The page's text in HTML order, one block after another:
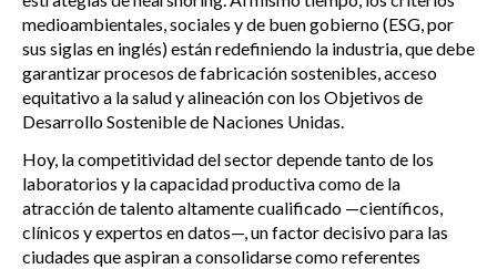
medioambientales, sociales y de buen gobierno (ESG, por
sus siglas en inglés) están redefiniendo la industria, que debe
garantizar procesos de fabricación sostenibles, acceso
equitativo a la salud y alineación con los Objetivos de
Desarrollo Sostenible de Naciones Unidas.
Hoy, la competitividad del sector depende tanto de los
laboratorios y la capacidad productiva como de la
atracción de talento altamente cualificado —científicos,
clínicos y expertos en datos—, un factor decisivo para las
ciudades que aspiran a consolidarse como referentes